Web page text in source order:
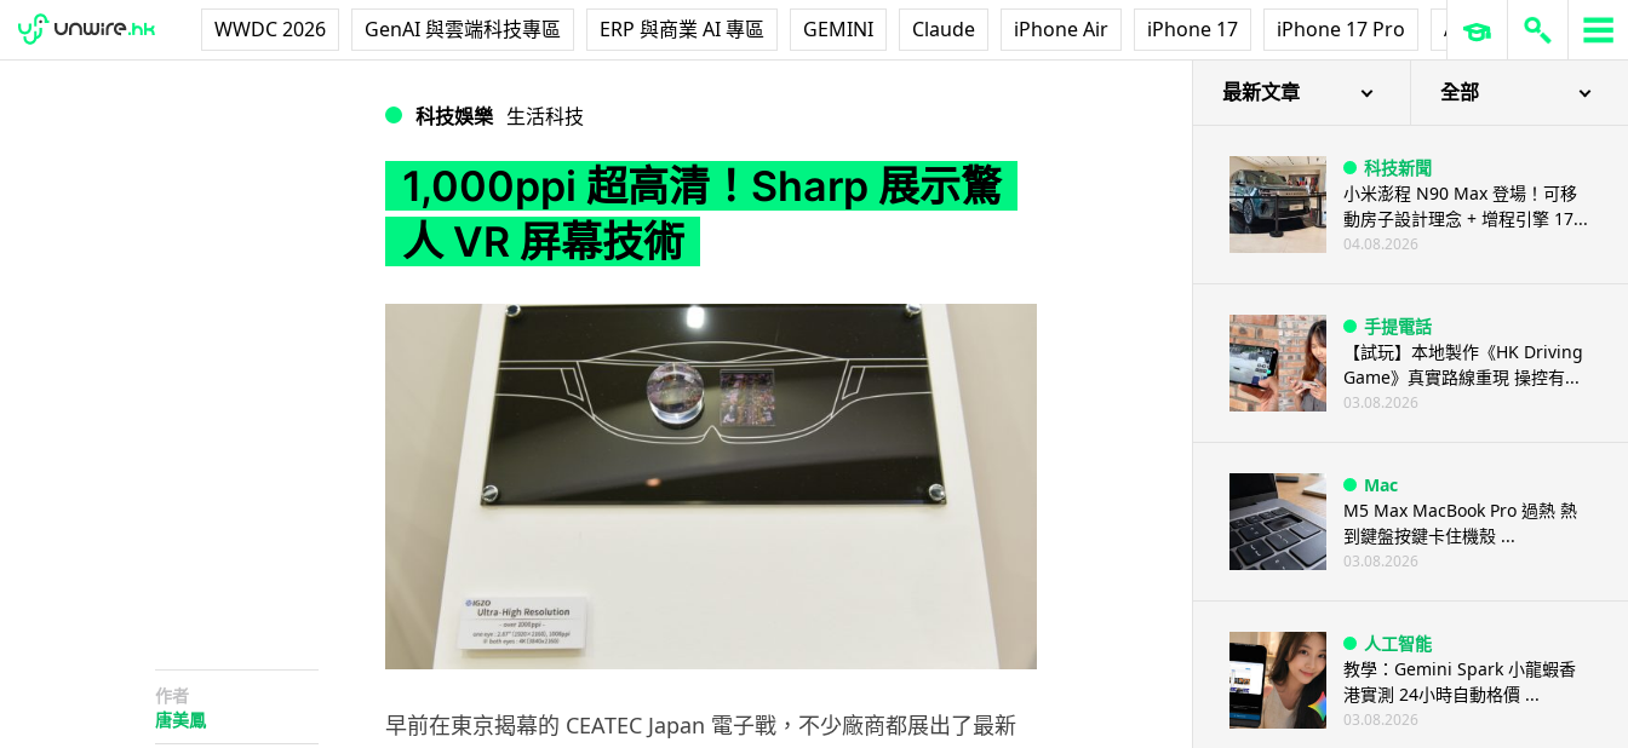
WWDC 2026 GenAI 與雲端科技專區 ERP 與商業 AI 專區 GEMINI Claude iPhone Air iPhone 17 iPhone 17 Pro AirPods Pro 3
科技娛樂 生活科技
1,000ppi 超高清！Sharp 展示驚
人 VR 屏幕技術
作者
唐美鳳
早前在東京揭幕的 CEATEC Japan 電子戰，不少廠商都展出了最新
最新文章 全部
科技新聞
小米澎程 N90 Max 登場！可移
動房子設計理念 + 增程引擎 17...
04.08.2026
手提電話
【試玩】本地製作《HK Driving
Game》真實路線重現 操控有...
03.08.2026
Mac
M5 Max MacBook Pro 過熱 熱
到鍵盤按鍵卡住機殼 ...
03.08.2026
人工智能
教學：Gemini Spark 小龍蝦香
港實測 24小時自動格價 ...
03.08.2026